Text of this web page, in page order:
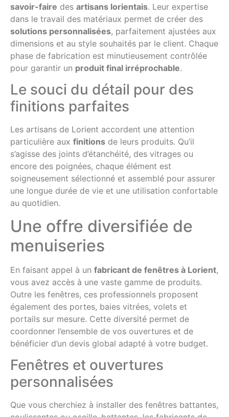
savoir-faire des artisans lorientais. Leur expertise
dans le travail des matériaux permet de créer des
solutions personnalisées, parfaitement ajustées aux
dimensions et au style souhaités par le client. Chaque
phase de fabrication est minutieusement contrôlée
pour garantir un produit final irréprochable.
Le souci du détail pour des
finitions parfaites
Les artisans de Lorient accordent une attention
particulière aux finitions de leurs produits. Qu’il
s’agisse des joints d’étanchéité, des vitrages ou
encore des poignées, chaque élément est
soigneusement sélectionné et assemblé pour assurer
une longue durée de vie et une utilisation confortable
au quotidien.
Une offre diversifiée de
menuiseries
En faisant appel à un fabricant de fenêtres à Lorient,
vous avez accès à une vaste gamme de produits.
Outre les fenêtres, ces professionnels proposent
également des portes, baies vitrées, volets et
portails sur mesure. Cette diversité permet de
coordonner l’ensemble de vos ouvertures et de
bénéficier d’un devis global adapté à votre budget.
Fenêtres et ouvertures
personnalisées
Que vous cherchiez à installer des fenêtres battantes,